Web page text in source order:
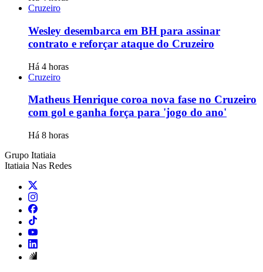
Cruzeiro
Wesley desembarca em BH para assinar
contrato e reforçar ataque do Cruzeiro
Há 4 horas
Cruzeiro
Matheus Henrique coroa nova fase no Cruzeiro
com gol e ganha força para 'jogo do ano'
Há 8 horas
Grupo Itatiaia
Itatiaia Nas Redes